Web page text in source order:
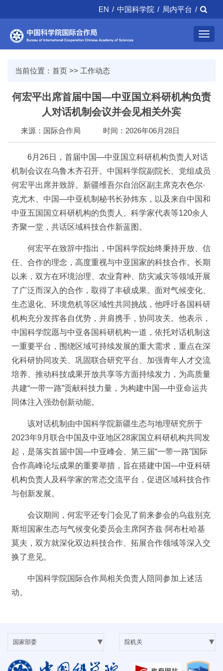
EN / 中国科学院 / 局内平台 /
当前位置： 首页 >> 工作动态
何宏平出席首届中国—中亚国立科研机构负责
人对话机制会议并会见相关外宾
来源：国际合作局 时间：2026年06月28日
6月26日，首届中国—中亚国立科研机构负责人对话
机制会议在乌鲁木齐召开。中国科学院副院长、党组成员
何宏平出席并致辞。新疆维吾尔自治区副主席克衣色尔·
克尤木、中国—中亚机制秘书长孙炜东，以及来自中国和
中亚五国国立科研机构的负责人、科学家代表等120余人
齐聚一堂，共话区域科技合作新蓝图。
何宏平在致辞中指出，中国科学院始终秉持开放、信
任、合作的理念，高度重视与中亚国家的科技合作。长期
以来，双方在环境治理、农业育种、防灾减灾等领域开展
了广泛而深入的合作，取得了丰硕成果。面对气候变化、
生态退化、环境危机等区域性共同挑战，他呼吁各国科研
机构充分发挥各自优势，并肩携手，协同攻关。他表示，
中国科学院愿与中亚各国科研机构一道，依托对话机制这
一重要平台，围绕区域可持续发展的重大需求，重点在深
化科研协同攻关、巩固联合研究平台、加强青年人才交流
培养、推动科技成果开放共享等方面持续发力，为高质量
共建“一带一路”贡献科技力量，为构建中国—中亚命运共
同体注入强劲创新动能。
该对话机制由中国科学院新疆生态与地理研究所于
2023年9月联合中国及中亚地区28家国立科研机构共同发
起，是落实首届中国—中亚峰会、第三届“一带一路”国际
合作高峰论坛成果的重要举措，旨在搭建中国—中亚科研
机构负责人及科学家的常态交流平台，促进区域科技合作
与创新发展。
会议期间，何宏平还专门会见了前来参会的乌兹别克
斯坦国家生态与气候变化委员会主席阿齐兹·阿布杜哈基
莫夫，双方就深化双边科技合作、拓展合作领域等深入交
换了意见。
中国科学院国际合作局相关负责人陪同参加上述活
动。